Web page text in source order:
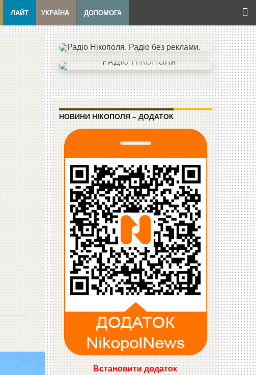
ЛАЙТ УКРАЇНА ДОПОМОГА
НОВИНИ НІКОПОЛЯ – ДОДАТОК
Встановити додаток